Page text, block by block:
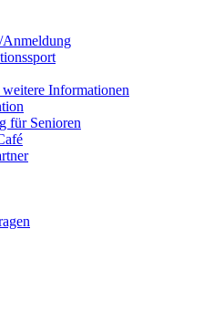
Informationen
für Senioren